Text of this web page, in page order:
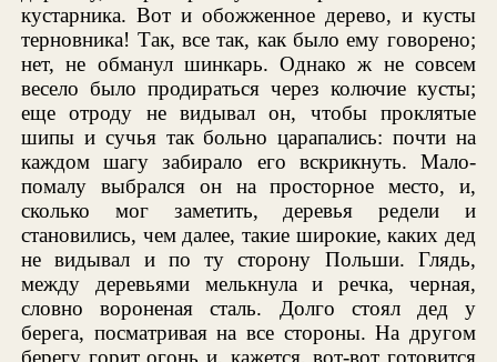
кустарника. Вот и обожженное дерево, и кусты
терновника! Так, все так, как было ему говорено;
нет, не обманул шинкарь. Однако ж не совсем
весело было продираться через колючие кусты;
еще отроду не видывал он, чтобы проклятые
шипы и сучья так больно царапались: почти на
каждом шагу забирало его вскрикнуть. Мало-
помалу выбрался он на просторное место, и,
сколько мог заметить, деревья редели и
становились, чем далее, такие широкие, каких дед
не видывал и по ту сторону Польши. Глядь,
между деревьями мелькнула и речка, черная,
словно вороненая сталь. Долго стоял дед у
берега, посматривая на все стороны. На другом
берегу горит огонь и, кажется, вот-вот готовится